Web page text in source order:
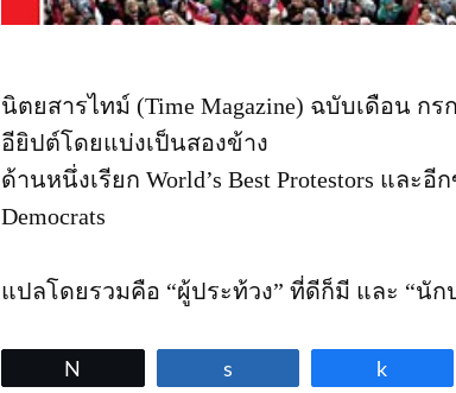
นิตยสารไทม์ (Time Magazine) ฉบับเดือน ก
อียิปต์โดยแบ่งเป็นสองข้าง
ด้านหนึ่งเรียก World’s Best Protestors และอี
Democrats
แปลโดยรวมคือ “ผู้ประท้วง” ที่ดีก็มี และ “นั